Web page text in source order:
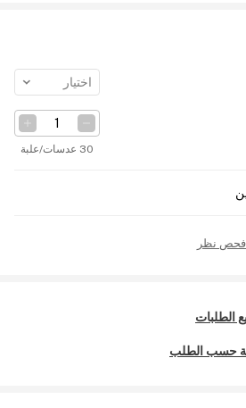
اختيار
30 عدسات/علبة
نظر
الطلبات
حسب الطلب